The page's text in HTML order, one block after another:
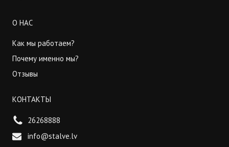
О НАС
Как мы работаем?
Почему именно мы?
Отзывы
КОНТАКТЫ
26268888
info@stalve.lv